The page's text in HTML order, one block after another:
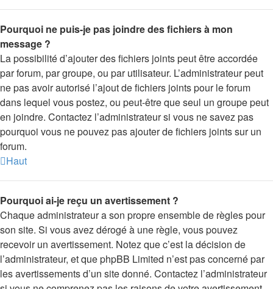
Pourquoi ne puis-je pas joindre des fichiers à mon
message ?
La possibilité d’ajouter des fichiers joints peut être accordée
par forum, par groupe, ou par utilisateur. L’administrateur peut
ne pas avoir autorisé l’ajout de fichiers joints pour le forum
dans lequel vous postez, ou peut-être que seul un groupe peut
en joindre. Contactez l’administrateur si vous ne savez pas
pourquoi vous ne pouvez pas ajouter de fichiers joints sur un
forum.
Haut
Pourquoi ai-je reçu un avertissement ?
Chaque administrateur a son propre ensemble de règles pour
son site. Si vous avez dérogé à une règle, vous pouvez
recevoir un avertissement. Notez que c’est la décision de
l’administrateur, et que phpBB Limited n’est pas concerné par
les avertissements d’un site donné. Contactez l’administrateur